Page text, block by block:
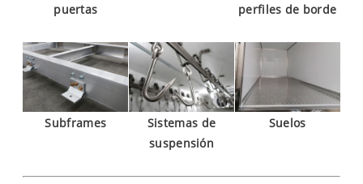
puertas
perfiles de borde
Subframes
Sistemas de
suspensión
Suelos